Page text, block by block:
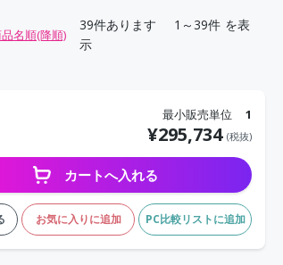
名順(降順)
39件あります 1～39件 を表
示
最小販売単位 1
¥295,734 (税抜)
カートへ入れる
お気に入りに追加 PC比較リストに追加